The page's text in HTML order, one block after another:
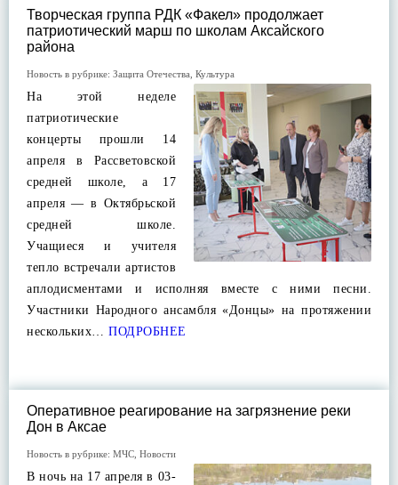
Творческая группа РДК «Факел» продолжает
патриотический марш по школам Аксайского
района
Новость в рубрике: Защита Отечества Культура
На этой неделе
патриотические
концерты прошли 14
апреля в Рассветовской
средней школе, а 17
апреля — в Октябрьской
средней школе.
Учащиеся и учителя
тепло встречали артистов
аплодисментами и исполняя вместе с ними песни.
Участники Народного ансамбля «Донцы» на протяжении
нескольких… ПОДРОБНЕЕ
Оперативное реагирование на загрязнение реки
Дон в Аксае
Новость в рубрике: МЧС Новости
В ночь на 17 апреля в 03-